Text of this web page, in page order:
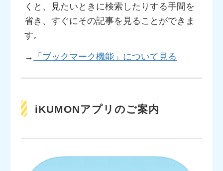
くと、見たいときに検索したりする手間を
省き、すぐにその記事を見ることができま
す。
→ 「ブックマーク機能」について見る
iKUMONアプリのご案内